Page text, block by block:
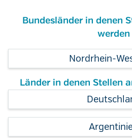
Bundesländer in denen
werden
Nordrhein-
Länder in denen Stellen